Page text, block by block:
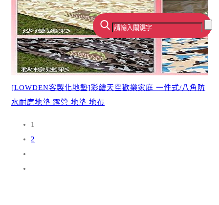
[LOWDEN客製化地墊]彩繪天空歡樂家庭 一件式/八角防
水耐磨地墊 露營 地墊 地布
1
2